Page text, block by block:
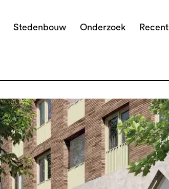
Stedenbouw Onderzoek Recent